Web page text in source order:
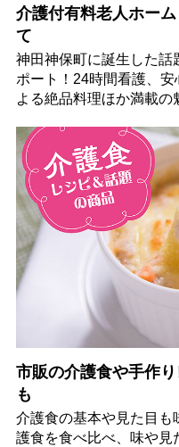
介護付有料老人ホー
て
神田神保町に誕生した話
ポート！24時間看護、
よる絶品料理ほか満載の
市販の介護食や手作
も
介護食の基本や見た目も
護食を食べ比べ、味や見